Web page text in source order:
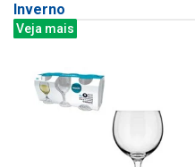
Inverno
Veja mais